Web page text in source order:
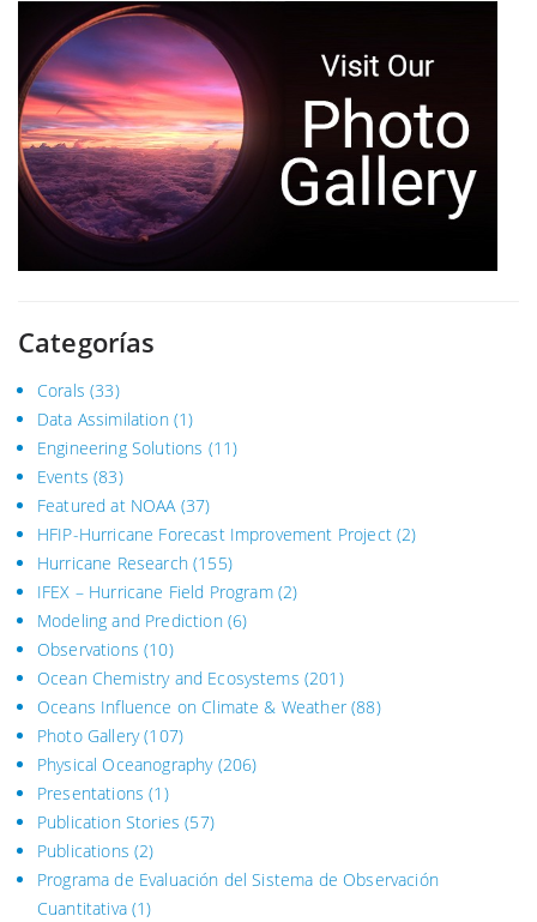
Categorías
Corals (33)
Data Assimilation(1)
Engineering Solutions (11)
Events (83)
Featured at NOAA(37)
HFIP-Hurricane Forecast Improvement Project(2)
Hurricane Research(155)
IFEX – Hurricane Field Program(2)
Modeling and Prediction(6)
Observations (10)
Ocean Chemistry and Ecosystems (201)
Oceans Influence on Climate & Weather(88)
Photo Gallery(107)
Physical Oceanography(206)
Presentations (1)
Publication Stories (57)
Publications (2)
Programa de Evaluación del Sistema de Observación
Cuantitativa (1)